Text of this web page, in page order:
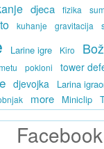
djeca fizika
kuhanje gravitacija
Larine igre Kiro
pokloni tower
djevojka Larina
more Miniclip
Facebook